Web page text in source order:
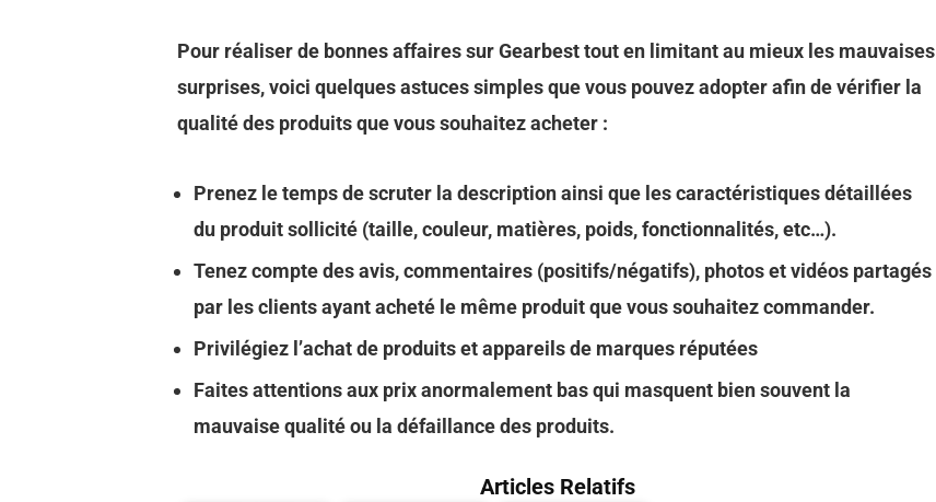
Pour réaliser de bonnes affaires sur Gearbest tout en limitant au mieux les mauvaises
surprises, voici quelques astuces simples que vous pouvez adopter afin de vérifier la
qualité des produits que vous souhaitez acheter :
Prenez le temps de scruter la description ainsi que les caractéristiques détaillées
du produit sollicité (taille, couleur, matières, poids, fonctionnalités, etc…).
Tenez compte des avis, commentaires (positifs/négatifs), photos et vidéos partagés
par les clients ayant acheté le même produit que vous souhaitez commander.
Privilégiez l’achat de produits et appareils de marques réputées
Faites attentions aux prix anormalement bas qui masquent bien souvent la
mauvaise qualité ou la défaillance des produits.
Articles Relatifs